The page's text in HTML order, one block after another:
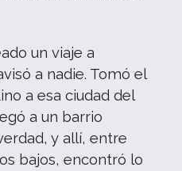
un viaje a
a nadie. Tomó el
a esa ciudad del
a un barrio
y allí, entre
bajos, encontró lo